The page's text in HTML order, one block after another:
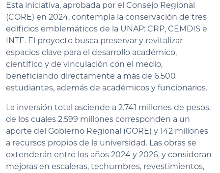
Esta iniciativa, aprobada por el Consejo Regional
(CORE) en 2024, contempla la conservación de tres
edificios emblemáticos de la UNAP: CRP, CEMDIS e
INTE. El proyecto busca preservar y revitalizar
espacios clave para el desarrollo académico,
científico y de vinculación con el medio,
beneficiando directamente a más de 6.500
estudiantes, además de académicos y funcionarios.
La inversión total asciende a 2.741 millones de pesos,
de los cuales 2.599 millones corresponden a un
aporte del Gobierno Regional (GORE) y 142 millones
a recursos propios de la universidad. Las obras se
extenderán entre los años 2024 y 2026, y consideran
mejoras en escaleras, techumbres, revestimientos,